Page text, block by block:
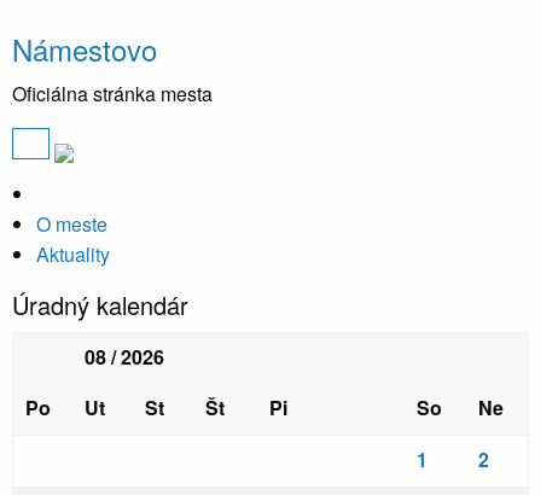
Námestovo
Oficiálna stránka mesta
O meste
Aktuality
Úradný kalendár
08 / 2026
Po
Ut St Št Pi So
Ne
1
2